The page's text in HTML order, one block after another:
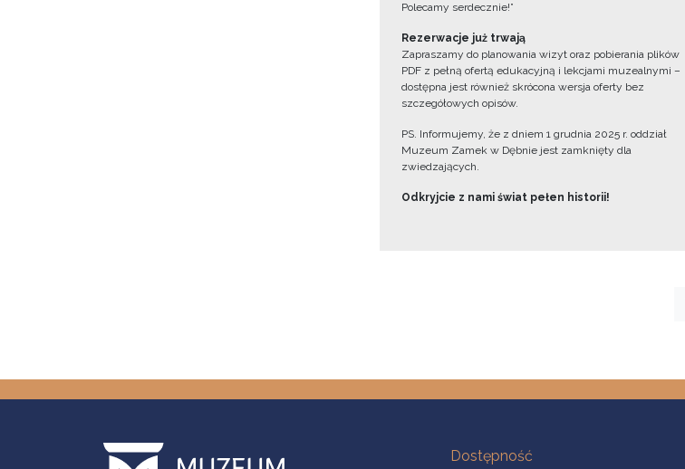
Polecamy serdecznie!”
Rezerwacje już trwają
Zapraszamy do planowania wizyt oraz pobierania plików
PDF z pełną ofertą edukacyjną i lekcjami muzealnymi –
dostępna jest również skrócona wersja oferty bez
szczegółowych opisów.
PS. Informujemy, że z dniem 1 grudnia 2025 r. oddział
Muzeum Zamek w Dębnie jest zamknięty dla
zwiedzających.
Odkryjcie z nami świat pełen historii!
Na skróty
Dostępność